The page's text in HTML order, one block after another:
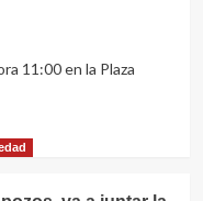
11:00 en la Plaza